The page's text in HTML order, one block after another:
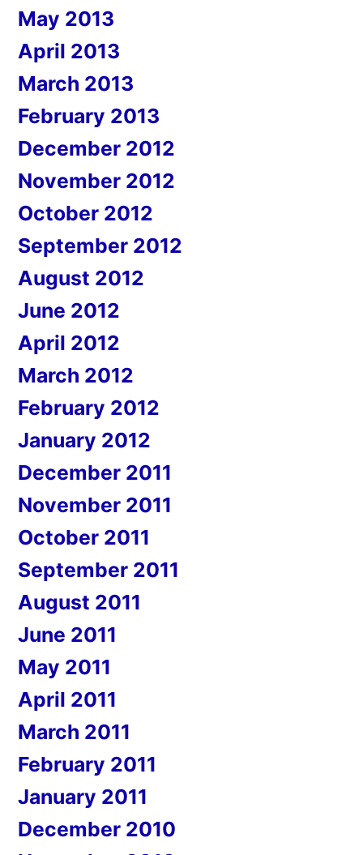
May 2013
April 2013
March 2013
February 2013
December 2012
November 2012
October 2012
September 2012
August 2012
June 2012
April 2012
March 2012
February 2012
January 2012
December 2011
November 2011
October 2011
September 2011
August 2011
June 2011
May 2011
April 2011
March 2011
February 2011
January 2011
December 2010